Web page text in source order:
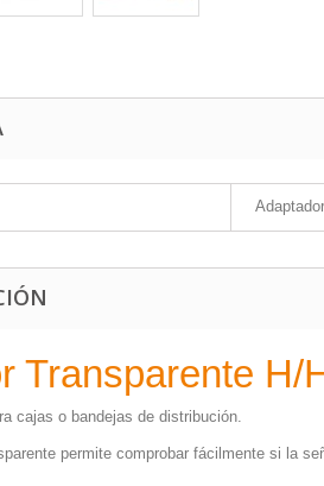
Transparente H/
cajas o bandejas de distribución.
permite comprobar fácilmente si la